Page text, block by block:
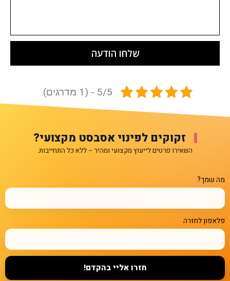
שלחו הודעה
5/5 - (1 מדרגים)
זקוקים לפינוי אסבסט מקצועי?
השאירו פרטים לייעוץ מקצועי ומהיר – ללא כל התחייבות.
מה שמך?
פלאפון לחזרה
חזרו אליי בהקדם!